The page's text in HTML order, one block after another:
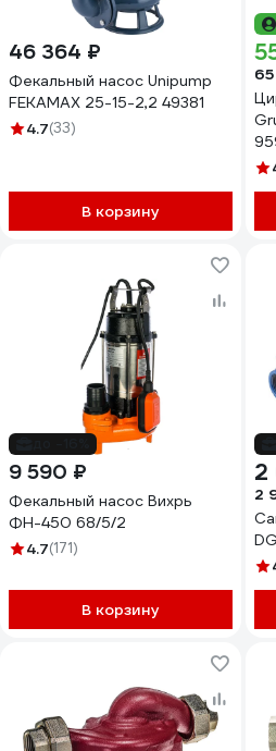
46 364 ₽
Фекальный насос Unipump
FEKAMAX 25-15-2,2 49381
4.7(33)
В корзину
9 590 ₽
Фекальный насос Вихрь
ФН-450 68/5/2
4.7(171)
В корзину
2
2